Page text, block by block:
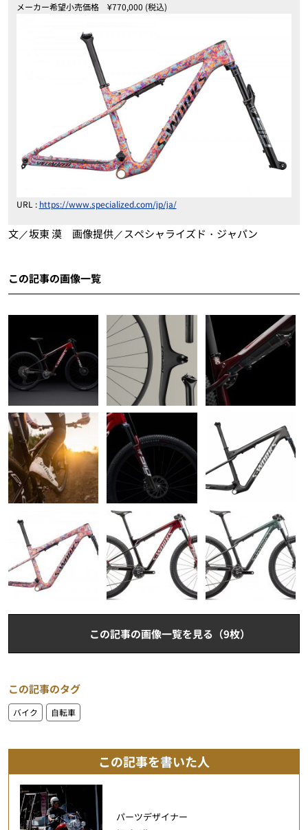
メーカー希望小売価格 ¥770,000 (税込)
URL : https://www.specialized.com/jp/ja/
文／坂東 漠 画像提供／スペシャライズド・ジャパン
この記事の画像一覧
この記事の画像一覧を見る（9枚）
この記事のタグ
バイク 自転車
この記事を書いた人
パーツデザイナー